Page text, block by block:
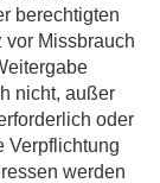
berechtigten
vor Missbrauch
nicht, außer
oder
Verpflichtung
werden